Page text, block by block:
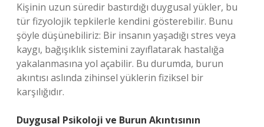
Kişinin uzun süredir bastırdığı duygusal yükler, bu
tür fizyolojik tepkilerle kendini gösterebilir. Bunu
şöyle düşünebiliriz: Bir insanın yaşadığı stres veya
kaygı, bağışıklık sistemini zayıflatarak hastalığa
yakalanmasına yol açabilir. Bu durumda, burun
akıntısı aslında zihinsel yüklerin fiziksel bir
karşılığıdır.
Duygusal Psikoloji ve Burun Akıntısının